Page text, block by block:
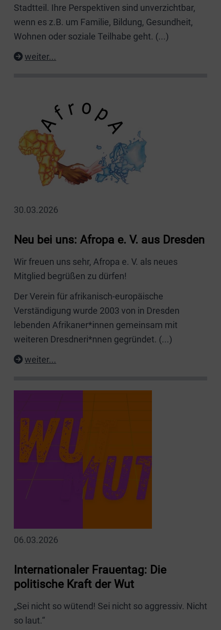
Stadtteil. Ihre Perspektiven sind unverzichtbar,
wenn es z.B. um Familie, Bildung, Gesundheit,
Wohnen oder soziale Teilhabe geht. (...)
weiter...
30.03.2026
Neu bei uns: Afropa e. V. aus Dresden
Wir freuen uns sehr, Afropa e. V. als neues
Mitglied begrüßen zu dürfen!
Der Verein für afrikanisch-europäische
Verständigung wurde 2003 von in Dresden
lebenden Afrikaner*innen gemeinsam mit
weiteren Dresdneri*nnen gegründet. (...)
weiter...
06.03.2026
Internationaler Frauentag: Die
politische Kraft der Wut
„Sei nicht so wütend! Sei nicht so aggressiv. Nicht
so laut.“